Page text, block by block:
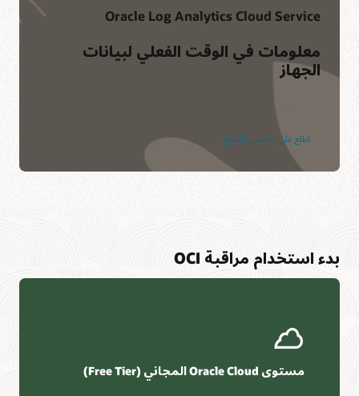
Oracle Log Analytics Cloud Service
معلومات في الوقت الفعلي لبيانات
الجهاز
اطلع على تفاصيل المنتج
بدء استخدام مراقبة OCI
مستوى Oracle Cloud المجاني (Free Tier)